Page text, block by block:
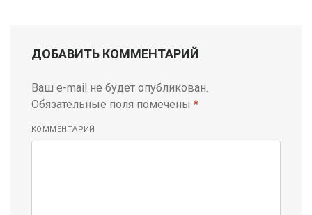
ДОБАВИТЬ КОММЕНТАРИЙ
Ваш e-mail не будет опубликован.
Обязательные поля помечены *
КОММЕНТАРИЙ